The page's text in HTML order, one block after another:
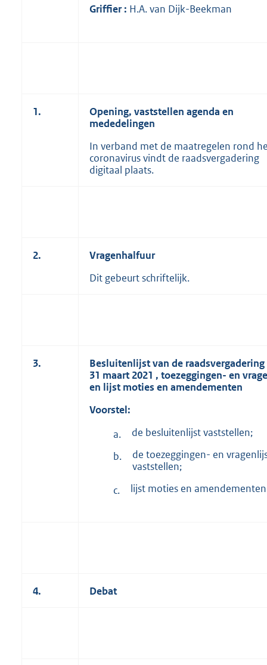
Griffier: H.A. van Dijk-Beekman
1.
Opening, vaststellen agenda en
mededelingen
In verband met de maatregelen rond
coronavirus vindt de raadsvergadering
digitaal plaats.
2.
Vragenhalfuur
Dit gebeurt schriftelijk.
3.
Besluitenlijst van de raadsvergadering
31 maart 2021 , toezeggingen- en
en lijst moties en amendementen
Voorstel:
a.
de besluitenlijst vaststellen;
b.
de toezeggingen- en
vaststellen;
c.
lijst moties en
4. Debat